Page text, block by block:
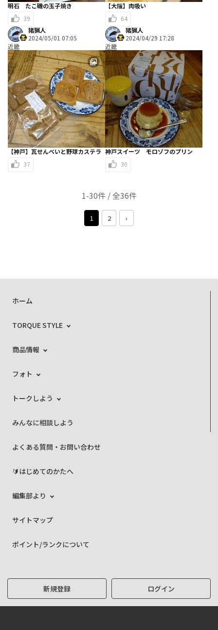
明石 たこ磯の玉子焼き
39
【大阪】肉吸い
64
猪猟人
2024/05/01 07:05
近畿
【神戸】瓦せんべいと野球カステラ
37
猪猟人
2024/04/29 17:28
近畿
神戸スイーツ モロゾフのプリン
30
1-30件 / 全36件
1 2 ›
ホーム
TORQUE STYLE
商品情報
フォト
トークしよう
みんなに相談しよう
よくある質問・お問い合わせ
🔰はじめてのかたへ
編集部より
サイトマップ
ポイント/ランクについて
新規登録 ログイン